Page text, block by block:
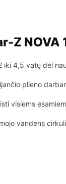
Z NOVA
iki 4,5 vatų dėl
plieno
visiems
vandens